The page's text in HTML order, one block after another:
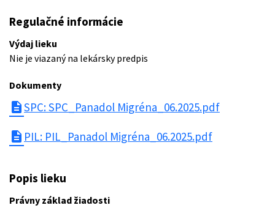
Regulačné informácie
Výdaj lieku
Nie je viazaný na lekársky predpis
Dokumenty
descriptionSPC: SPC_Panadol Migréna_06.2025.pdf
description PIL: PIL_Panadol Migréna_06.2025.pdf
Popis lieku
Právny základ žiadosti